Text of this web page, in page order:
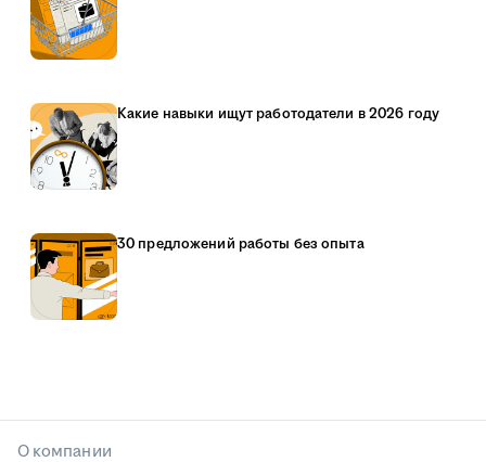
Какие навыки ищут работодатели в 2026 году
30 предложений работы без опыта
О компании